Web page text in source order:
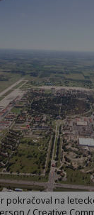
pokračoval na
/ Creative